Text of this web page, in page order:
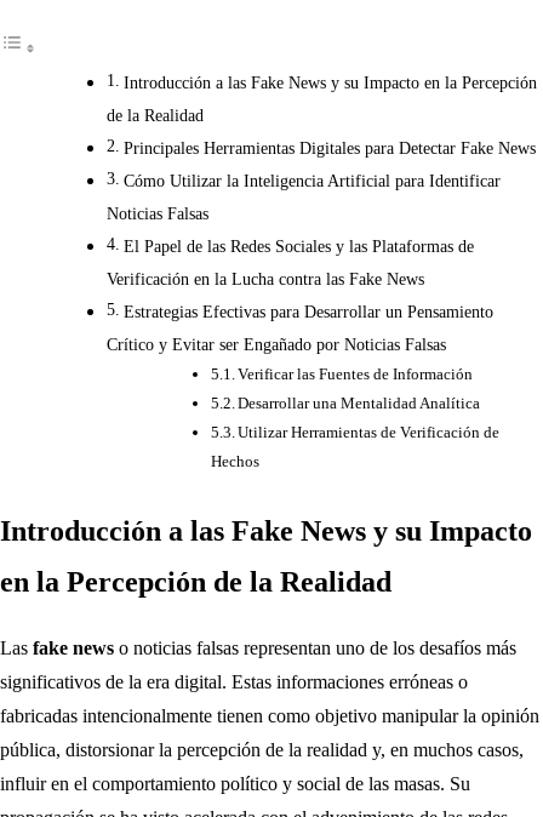
Introducción a las Fake News y su Impacto en la Percepción
de la Realidad
Principales Herramientas Digitales para Detectar Fake News
Cómo Utilizar la Inteligencia Artificial para Identificar
Noticias Falsas
El Papel de las Redes Sociales y las Plataformas de
Verificación en la Lucha contra las Fake News
Estrategias Efectivas para Desarrollar un Pensamiento
Crítico y Evitar ser Engañado por Noticias Falsas
Verificar las Fuentes de Información
Desarrollar una Mentalidad Analítica
Utilizar Herramientas de Verificación de
Hechos
Introducción a las Fake News y su Impacto
en la Percepción de la Realidad
Las fake news o noticias falsas representan uno de los desafíos más
significativos de la era digital. Estas informaciones erróneas o
fabricadas intencionalmente tienen como objetivo manipular la opinión
pública, distorsionar la percepción de la realidad y, en muchos casos,
influir en el comportamiento político y social de las masas. Su